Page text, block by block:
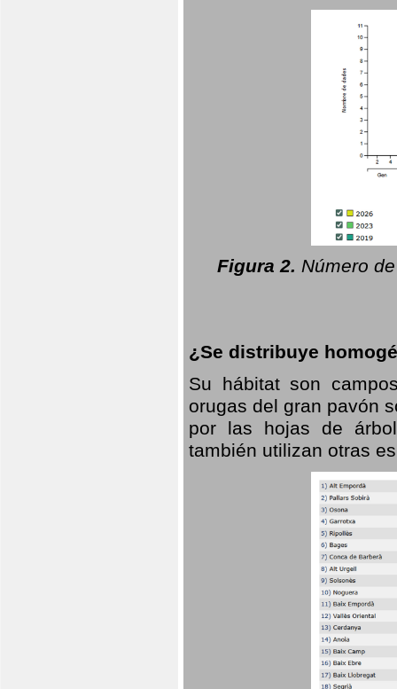
Figura 2. Número
¿Se distribuye
Su hábitat son
orugas del gran pavón
por las hojas de
también utilizan otras